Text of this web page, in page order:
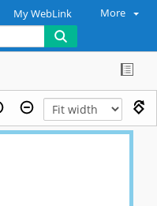
My WebLink More